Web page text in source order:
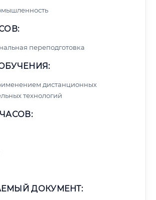
переподготовка
дистанционных
технологий
ДОКУМЕНТ: